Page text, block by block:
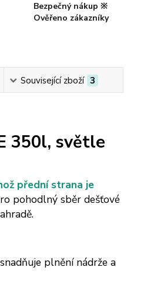
Bezpečný nákup ※
Ověřeno zákazníky
Související zboží 3
350l, světle
přední strana je
pohodlný sběr dešťové
plnění nádrže a